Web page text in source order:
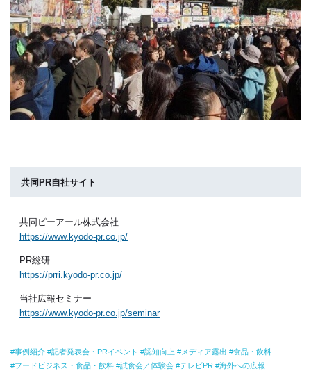
共同PR自社サイト
共同ピーアール株式会社
https://www.kyodo-pr.co.jp/
PR総研
https://prri.kyodo-pr.co.jp/
当社広報セミナー
https://www.kyodo-pr.co.jp/seminar
事例紹介 記者発表会・PRイベント 認知向上 メディア露出
食品・飲料
フードビジネス・食品・飲料
試食会／体験会 テレビPR 海外への広報